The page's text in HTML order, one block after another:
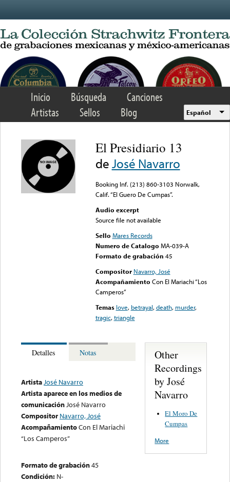
Inicio Búsqueda
Canciones
Artistas
Sellos Blog Español
El Presidiario 13
deJosé Navarro
Booking Inf. (213) 860-3103 Norwalk,
Calif. “El Guero De Cumpas”.
Audio excerpt
Source file not available
Sello Mares Records
Numero de Catalogo MA-039-A
Formato de grabación 45
Compositor Navarro, José
Acompañamiento Con El Mariachi “Los
Camperos”
Temas love, betrayal,death, murder,
tragic,triangle
Detalles Notas
ArtistaJosé Navarro
Artista aparece en los medios de
comunicaciónJosé Navarro
Compositor Navarro, José
AcompañamientoCon El Mariachi
“Los Camperos”
Formato de grabación45
Condición: N-
Other
Recordings
by José
Navarro
El Moro De
Cumpas
More